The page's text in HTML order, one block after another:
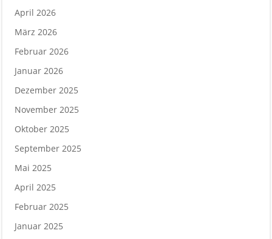
April 2026
März 2026
Februar 2026
Januar 2026
Dezember 2025
November 2025
Oktober 2025
September 2025
Mai 2025
April 2025
Februar 2025
Januar 2025